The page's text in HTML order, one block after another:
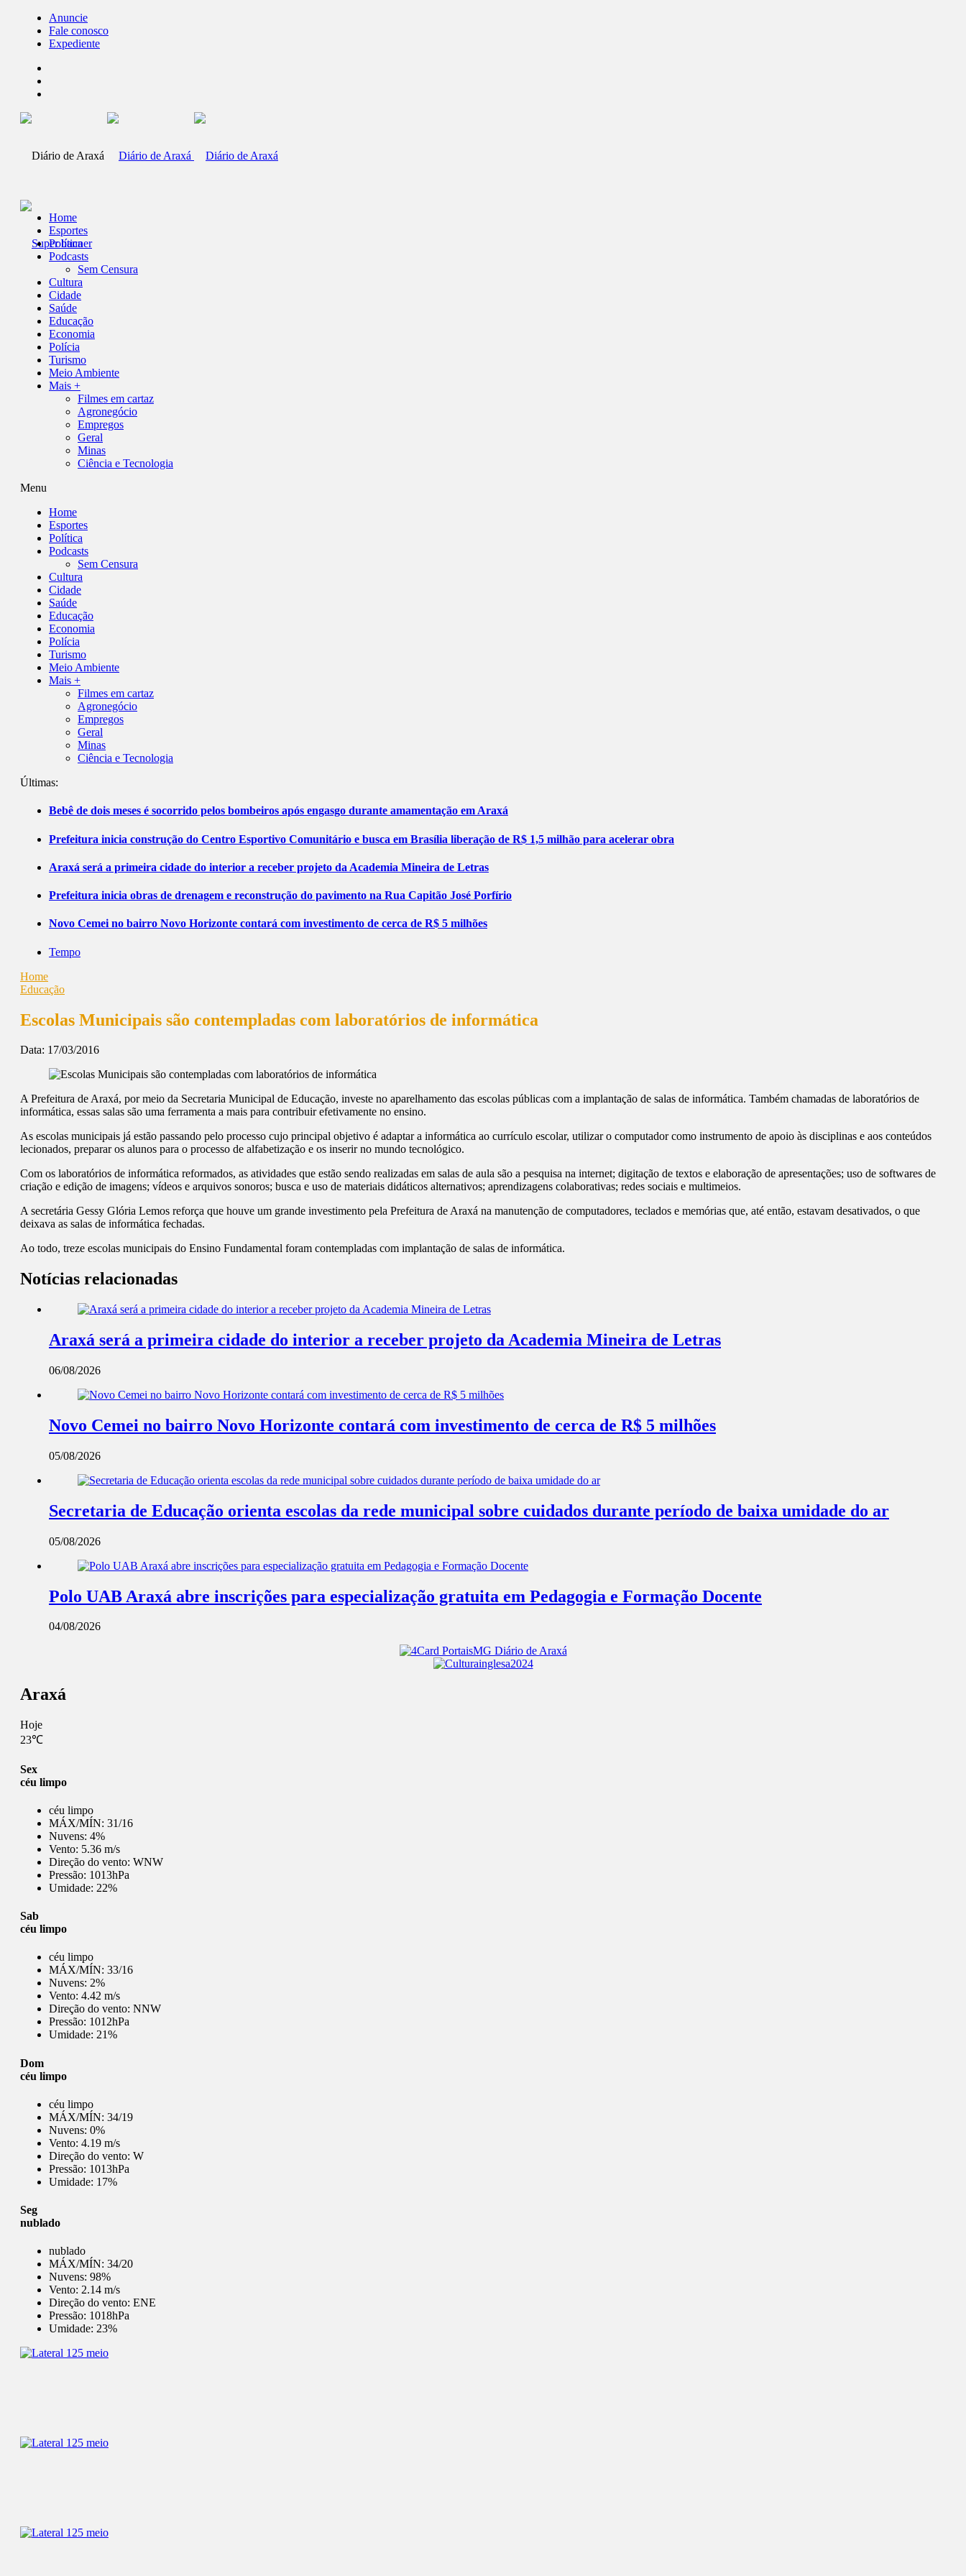
Anuncie
Fale conosco
Expediente
Home
Esportes
Política
Podcasts
Sem Censura
Cultura
Cidade
Saúde
Educação
Economia
Polícia
Turismo
Meio Ambiente
Mais +
Filmes em cartaz
Agronegócio
Empregos
Geral
Minas
Ciência e Tecnologia
Menu
Home
Esportes
Política
Podcasts
Sem Censura
Cultura
Cidade
Saúde
Educação
Economia
Polícia
Turismo
Meio Ambiente
Mais +
Filmes em cartaz
Agronegócio
Empregos
Geral
Minas
Ciência e Tecnologia
Últimas:
Bebê de dois meses é socorrido pelos bombeiros após engasgo durante amamentação em Araxá
Prefeitura inicia construção do Centro Esportivo Comunitário e busca em Brasília liberação de R$ 1,5 milhão para acelerar obra
Araxá será a primeira cidade do interior a receber projeto da Academia Mineira de Letras
Prefeitura inicia obras de drenagem e reconstrução do pavimento na Rua Capitão José Porfírio
Novo Cemei no bairro Novo Horizonte contará com investimento de cerca de R$ 5 milhões
Tempo
Home
Educação
Escolas Municipais são contempladas com laboratórios de informática
Data: 17/03/2016
A Prefeitura de Araxá, por meio da Secretaria Municipal de Educação, investe no aparelhamento das escolas públicas com a implantação de salas de informática. Também chamadas de laboratórios de
informática, essas salas são uma ferramenta a mais para contribuir efetivamente no ensino.
As escolas municipais já estão passando pelo processo cujo principal objetivo é adaptar a informática ao currículo escolar, utilizar o computador como instrumento de apoio às disciplinas e aos conteúdos
lecionados, preparar os alunos para o processo de alfabetização e os inserir no mundo tecnológico.
Com os laboratórios de informática reformados, as atividades que estão sendo realizadas em salas de aula são a pesquisa na internet; digitação de textos e elaboração de apresentações; uso de softwares de
criação e edição de imagens; vídeos e arquivos sonoros; busca e uso de materiais didáticos alternativos; aprendizagens colaborativas; redes sociais e multimeios.
A secretária Gessy Glória Lemos reforça que houve um grande investimento pela Prefeitura de Araxá na manutenção de computadores, teclados e memórias que, até então, estavam desativados, o que
deixava as salas de informática fechadas.
Ao todo, treze escolas municipais do Ensino Fundamental foram contempladas com implantação de salas de informática.
Notícias relacionadas
Araxá será a primeira cidade do interior a receber projeto da Academia Mineira de Letras
06/08/2026
Novo Cemei no bairro Novo Horizonte contará com investimento de cerca de R$ 5 milhões
05/08/2026
Secretaria de Educação orienta escolas da rede municipal sobre cuidados durante período de baixa umidade do ar
05/08/2026
Polo UAB Araxá abre inscrições para especialização gratuita em Pedagogia e Formação Docente
04/08/2026
Araxá
Hoje
23℃
Sex
céu limpo
céu limpo
MÁX/MÍN: 31/16
Nuvens: 4%
Vento: 5.36 m/s
Direção do vento: WNW
Pressão: 1013hPa
Umidade: 22%
Sab
céu limpo
céu limpo
MÁX/MÍN: 33/16
Nuvens: 2%
Vento: 4.42 m/s
Direção do vento: NNW
Pressão: 1012hPa
Umidade: 21%
Dom
céu limpo
céu limpo
MÁX/MÍN: 34/19
Nuvens: 0%
Vento: 4.19 m/s
Direção do vento: W
Pressão: 1013hPa
Umidade: 17%
Seg
nublado
nublado
MÁX/MÍN: 34/20
Nuvens: 98%
Vento: 2.14 m/s
Direção do vento: ENE
Pressão: 1018hPa
Umidade: 23%